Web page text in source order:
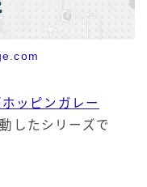
ッピンガレー
したシリーズで